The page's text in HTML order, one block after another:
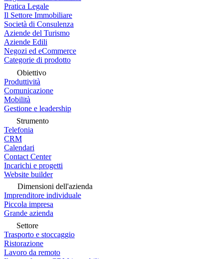
Pratica Legale
Il Settore Immobiliare
Società di Consulenza
Aziende del Turismo
Aziende Edili
Negozi ed eCommerce
Categorie di prodotto
Obiettivo
Produttività
Comunicazione
Mobilità
Gestione e leadership
Strumento
Telefonia
CRM
Calendari
Contact Center
Incarichi e progetti
Website builder
Dimensioni dell'azienda
Imprenditore individuale
Piccola impresa
Grande azienda
Settore
Trasporto e stoccaggio
Ristorazione
Lavoro da remoto